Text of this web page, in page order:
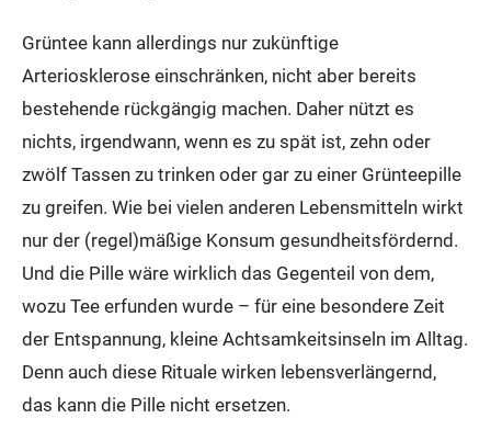
Grüntee kann allerdings nur zukünftige
Arteriosklerose einschränken, nicht aber bereits
bestehende rückgängig machen. Daher nützt es
nichts, irgendwann, wenn es zu spät ist, zehn oder
zwölf Tassen zu trinken oder gar zu einer Grünteepille
zu greifen. Wie bei vielen anderen Lebensmitteln wirkt
nur der (regel)mäßige Konsum gesundheitsfördernd.
Und die Pille wäre wirklich das Gegenteil von dem,
wozu Tee erfunden wurde – für eine besondere Zeit
der Entspannung, kleine Achtsamkeitsinseln im Alltag.
Denn auch diese Rituale wirken lebensverlängernd,
das kann die Pille nicht ersetzen.